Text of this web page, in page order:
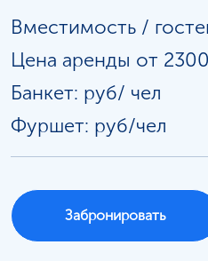
Вместимость /
Цена аренды от
Банкет: руб/ чел
Фуршет: руб/чел
Забронировать